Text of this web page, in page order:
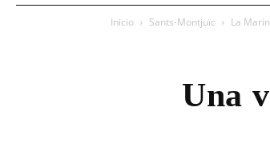
Inicio Sants-Montjuïc La
Una